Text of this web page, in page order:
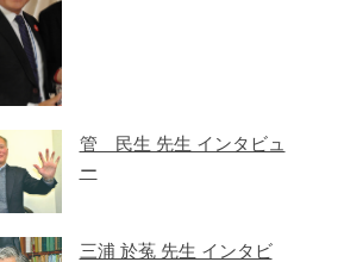
管 民生 先生 インタビュ
ー
三浦 於菟 先生 インタビ